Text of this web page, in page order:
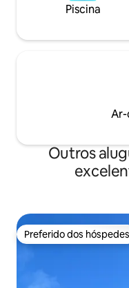
Piscina
Outros
Preferido dos hóspedes
Preferido dos hóspedes